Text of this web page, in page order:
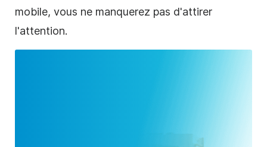
mobile, vous ne manquerez pas d'attirer
l'attention.